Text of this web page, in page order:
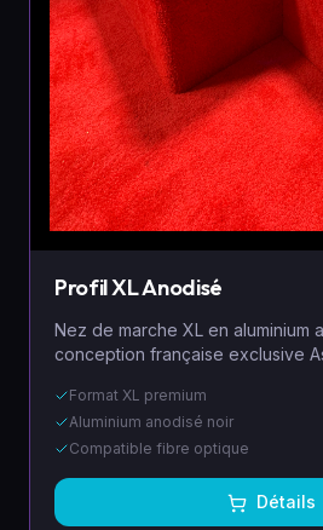
Profil XL Anodisé
Nez de marche XL en aluminium
conception française exclusive
sécurité maximale (pas de
Format XL premium
Aluminium anodisé noir
Compatible fibre optique
Détails